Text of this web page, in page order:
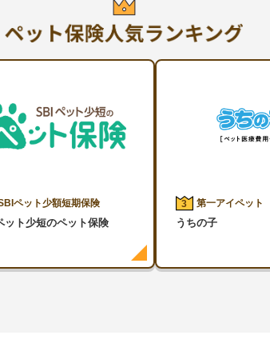
ペット少額短期保険
ット少短のペット保険
3 第一アイペット
うちの子